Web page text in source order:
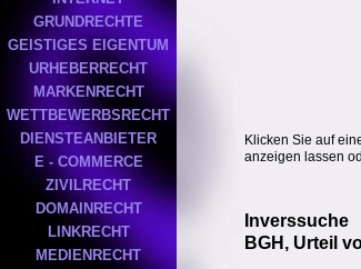
GRUNDRECHTE
GEISTIGES EIGENTUM
URHEBERRECHT
MARKENRECHT
WETTBEWERBSRECHT
DIENSTEANBIETER
E - COMMERCE
ZIVILRECHT
DOMAINRECHT
LINKRECHT
MEDIENRECHT
Klicken Sie auf
anzeigen lassen
Inverssuche
BGH, Urteil